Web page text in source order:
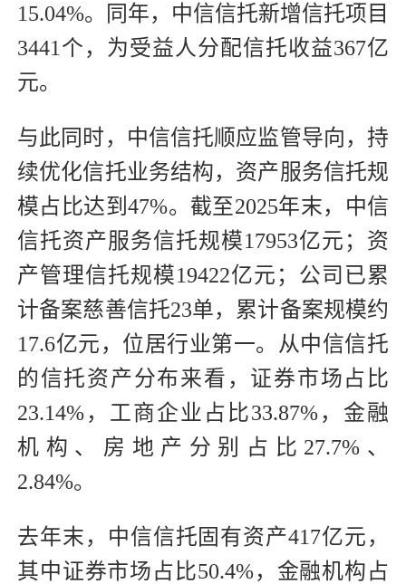
15.04%。同年，中信信托新增信托项目
3441个，为受益人分配信托收益367亿
元。
与此同时，中信信托顺应监管导向，持
续优化信托业务结构，资产服务信托规
模占比达到47%。截至2025年末，中信
信托资产服务信托规模17953亿元；资
产管理信托规模19422亿元；公司已累
计备案慈善信托23单，累计备案规模约
17.6亿元，位居行业第一。从中信信托
的信托资产分布来看，证券市场占比
23.14%，工商企业占比33.87%，金融
机构、房地产分别占比27.7%、
2.84%。
去年末，中信信托固有资产417亿元，
其中证券市场占比50.4%，金融机构占